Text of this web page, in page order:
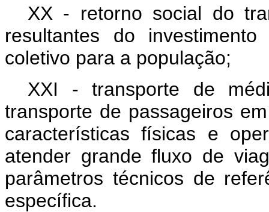
XX - retorno social do
resultantes do
coletivo para a população;
XXI - transporte de
transporte de passageiros
características físicas e
atender grande fluxo de
parâmetros técnicos de
específica.